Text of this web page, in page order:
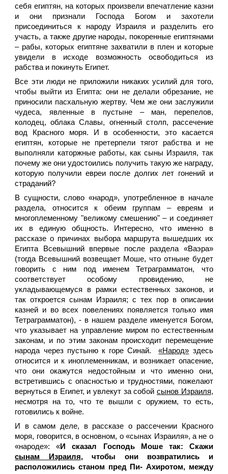
себя египтян, на которых произвели впечатление казни
и они признали Господа Богом и захотели
присоединиться к народу Израиля и разделить его
участь, а также другие народы, покоренные египтянами
– рабы, которых египтяне захватили в плен и которые
увидели в исходе возможность освободиться из
рабства и покинуть Египет.
Все эти люди не приложили никаких усилий для того,
чтобы выйти из Египта: они не делали обрезание, не
приносили пасхальную жертву. Чем же они заслужили
чудеса, явленные в пустыне – ман, перепелов,
колодец, облака Славы, огненный столп, рассечение
вод Красного моря. И в особенности, это касается
египтян, которые не претерпели тягот рабства и не
выполняли каторжные работы, как сыны Израиля, так
почему же они удостоились получить такую же награду,
которую получили евреи после долгих лет гонений и
страданий?
В сущности, слово «народ», употребленное в начале
раздела, относится к обеим группам – евреям и
многоплеменному "великому смешению" – и соединяет
их в единую общность. Интересно, что именно в
рассказе о причинах выбора маршрута вышедших их
Египта Всевышний впервые после раздела «Ваэра»
(тогда Всевышний возвещает Моше, что отныне будет
говорить с ним под именем Тетраграмматон, что
соответствует особому провидению, не
укладывающемуся в рамки естественных законов, и
так откроется сынам Израиля; с тех пор в описании
казней и во всех повелениях появляется только имя
Тетраграмматон), - в нашем разделе именуется Богом,
что указывает на управление миром по естественным
законам, и по этим законам происходит перемещение
народа через пустыню к горе Синай.«Народ» здесь
относится и к иноплеменникам, и возникает опасение,
что они окажутся недостойным и что именно они,
встретившись с опасностью и трудностями, пожелают
вернуться в Египет, и увлекут за собой сынов Израиля,
несмотря на то, что те вышли с оружием, то есть,
готовились к войне.
И в самом деле, в рассказе о рассечении Красного
моря, говорится, в основном, о «сынах Израиля», а не о
«народе»: «И сказал Господь Моше так: Скажи
сынам Израиля, чтобы они возвратились и
расположились станом пред Пи- Ахиротом, между